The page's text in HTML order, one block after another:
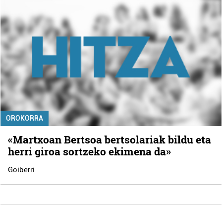
OROKORRA
«Martxoan Bertsoa bertsolariak bildu eta
herri giroa sortzeko ekimena da»
Goiberri